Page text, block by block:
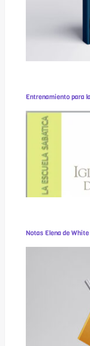
Entrenamiento para
Notas Elena de White